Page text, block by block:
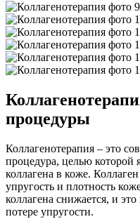
процедуры
Коллагенотерапия – это
процедура, целью которой
коллагена в коже.
упругость и плотность
коллагена снижается, и
потере упругости.